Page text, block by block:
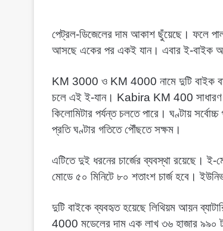
পেট্রল-ডিজেলের দাম আকাশ ছুঁয়েছে। ফলে
আসছে একের পর একই যান। এবার ই-বাইক
KM 3000 ও KM 4000 নামে দুটি বাইক
চলে এই ই-যান। Kabira KM 400 সাধারণ ও
কিলোমিটার পর্যন্ত চলতে পারে। ঘণ্টায়
প্রতি ঘণ্টার গতিতে পৌঁছতে সক্ষম।
এটিতে দুই ধরনের চার্জের ব্যবস্থা রয়েছে।
মোডে ৫০ মিনিটে ৮০ শতাংশ চার্জ হবে।
দুটি বাইকে ব্যবহৃত হয়েছে লিথিয়ম আয়ন
4000 মডেলের দাম এক লাখ ৩৬ হাজার ৯৯০